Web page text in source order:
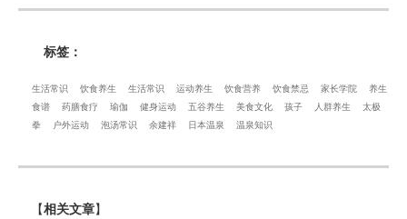
标签：
生活常识 饮食养生 生活常识 运动养生 饮食营养 饮食禁忌 家长学院
养生
食谱
药膳食疗 瑜伽 健身运动 五谷养生 美食文化 孩子 人群养生
太极
拳
户外运动 泡汤常识 余建祥 日本温泉 温泉知识
【相关文章】